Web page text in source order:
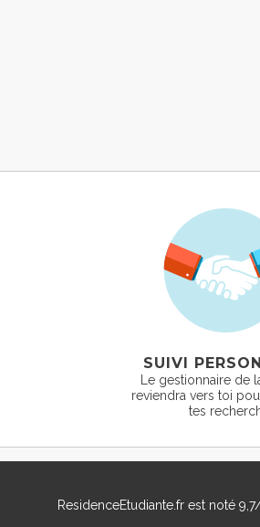
SUIVI
Le gestionnaire de
reviendra vers toi
tes
ResidenceEtudiante.frest noté 9,7